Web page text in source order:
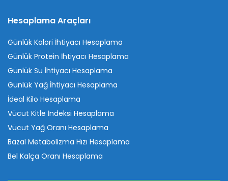
Hesaplama Araçları
Günlük Kalori İhtiyacı Hesaplama
Günlük Protein İhtiyacı Hesaplama
Günlük Su İhtiyacı Hesaplama
Günlük Yağ İhtiyacı Hesaplama
İdeal Kilo Hesaplama
Vücut Kitle İndeksi Hesaplama
Vücut Yağ Oranı Hesaplama
Bazal Metabolizma Hızı Hesaplama
Bel Kalça Oranı Hesaplama